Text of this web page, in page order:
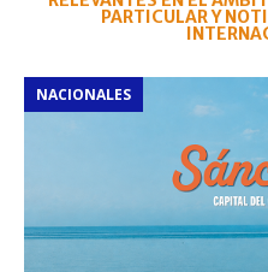
PARTICULAR Y
NACIONALES